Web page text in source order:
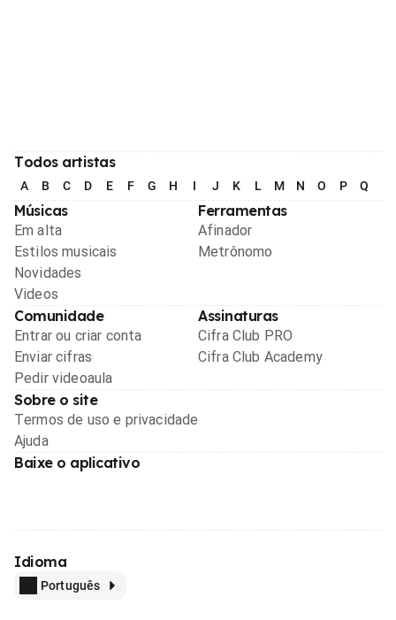
Todos artistas
A B C D E F G H I J K L M N O P Q
Músicas
Em alta
Estilos musicais
Novidades
Videos
Ferramentas
Afinador
Metrônomo
Comunidade
Entrar ou criar conta
Enviar cifras
Pedir videoaula
Assinaturas
Cifra Club PRO
Cifra Club Academy
Sobre o site
Termos de uso e privacidade
Ajuda
Baixe o aplicativo
Idioma
Português